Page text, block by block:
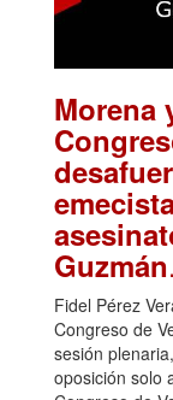
Morena
Guzmán
Fidel Pérez
Congreso de
sesión
oposición solo